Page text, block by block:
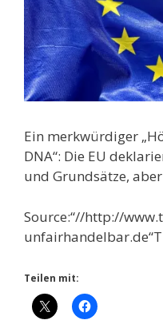
Ein merkwürdiger
DNA“: Die EU
und Grundsätze,
Source:“//http://
Teilen mit: